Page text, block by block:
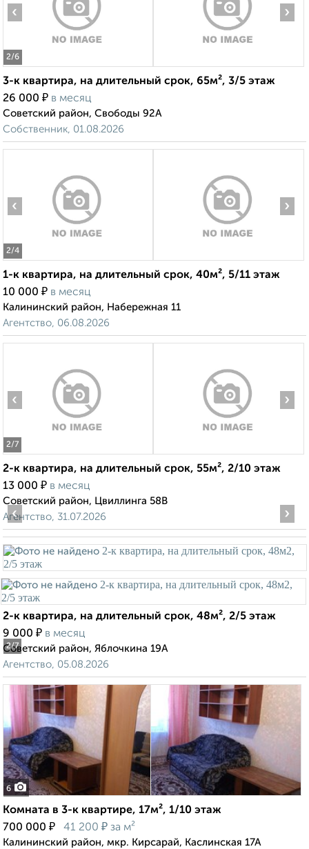
2/6
‹ ›
3-к квартира, на длительный срок, 65м², 3/5 этаж
26 000 ₽ в месяц
Советский район, Свободы 92А
Собственник, 01.08.2026
2/4
‹ ›
1-к квартира, на длительный срок, 40м², 5/11 этаж
10 000 ₽ в месяц
Калининский район, Набережная 11
Агентство, 06.08.2026
2/7
‹ ›
2-к квартира, на длительный срок, 55м², 2/10 этаж
13 000 ₽ в месяц
Советский район, Цвиллинга 58В
Агентство, 31.07.2026
2/7
‹ ›
2-к квартира, на длительный срок, 48м², 2/5 этаж
9 000 ₽ в месяц
Советский район, Яблочкина 19А
Агентство, 05.08.2026
6
Комната в 3-к квартире, 17м², 1/10 этаж
700 000 ₽ 41 200 ₽ за м²
Калининский район, мкр. Кирсарай, Каслинская 17А